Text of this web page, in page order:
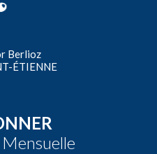
Berlioz
ÉTIENNE